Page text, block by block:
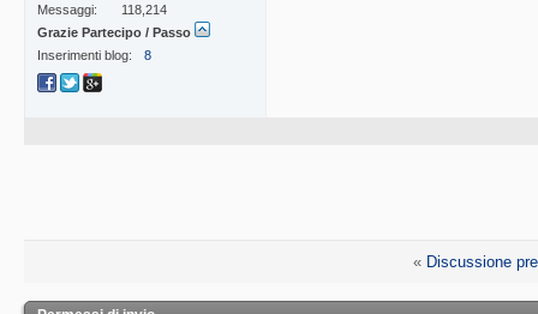
Messaggi
118,214
Grazie Partecipo / Passo
Inserimenti blog
8
« Discussione